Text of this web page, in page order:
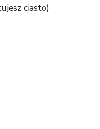
ciasto)